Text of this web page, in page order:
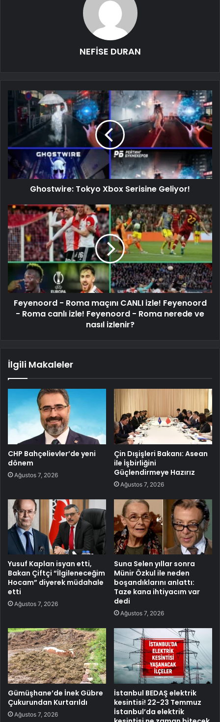
NEFİSE DURAN
Ghostwire: Tokyo Xbox Serisine Geliyor!
Feyenoord - Roma maçını CANLI izle! Feyenoord
- Roma canlı izle! Feyenoord - Roma nerede ve
nasıl izlenir?
İlgili Makaleler
CHP Bahçelievler’de yeni
dönem
Ağustos 7, 2026
Çin Dışişleri Bakanı: Asean
ile İşbirliğini
Güçlendirmeye Hazırız
Ağustos 7, 2026
Yusuf Kaplan isyan etti,
Bakan Çiftçi “İlgileneceğim
Hocam” diyerek müdahale
etti
Ağustos 7, 2026
Suna Selen yıllar sonra
Münir Özkul ile neden
boşandıklarını anlattı:
Taze kana ihtiyacım var
dedi
Ağustos 7, 2026
Gümüşhane’de İnek Gübre
Çukurundan Kurtarıldı
Ağustos 7, 2026
İstanbul BEDAŞ elektrik
kesintisi! 22-23 Temmuz
İstanbul’da elektrik